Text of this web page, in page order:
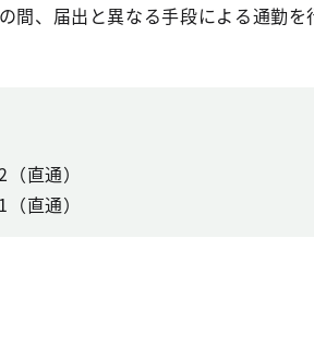
、届出と異なる手段による通勤を
直通）
直通）